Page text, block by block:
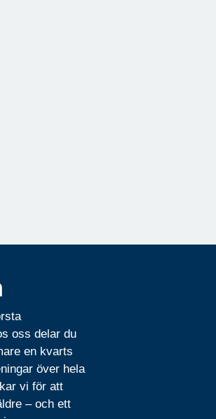
oss delar du
en kvarts
över hela
vi för att
– och ett